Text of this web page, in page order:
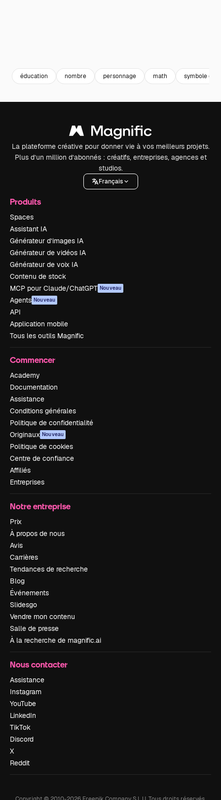
éducation nombre personnage math symbole de
La plateforme créative pour donner vie à vos meilleurs projets.
Plus d’un million d’abonnés : créatifs, entreprises, agences et
studios.
Français
Produits
Spaces
Assistant IA
Générateur d’images IA
Générateur de vidéos IA
Générateur de voix IA
Contenu de stock
MCP pour Claude/ChatGPT Nouveau
Agents Nouveau
API
Application mobile
Tous les outils Magnific
Commencer
Academy
Documentation
Assistance
Conditions générales
Politique de confidentialité
Originaux Nouveau
Politique de cookies
Centre de confiance
Affiliés
Entreprises
Notre entreprise
Prix
À propos de nous
Avis
Carrières
Tendances de recherche
Blog
Événements
Slidesgo
Vendre mon contenu
Salle de presse
À la recherche de magnific.ai
Nous contacter
Assistance
Instagram
YouTube
LinkedIn
TikTok
Discord
X
Reddit